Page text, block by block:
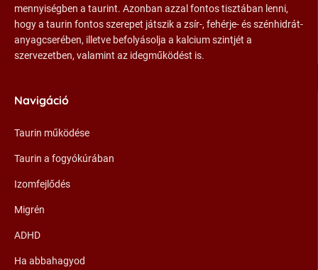
mennyiségben a taurint. Azonban azzal fontos tisztában lenni,
hogy a taurin fontos szerepet játszik a zsír-, fehérje- és szénhidrát-
anyagcserében, illetve befolyásolja a kalcium szintjét a
szervezetben, valamint az idegműködést is.
Navigáció
Taurin működése
Taurin a fogyókúrában
Izomfejlődés
Migrén
ADHD
Ha abbahagyod